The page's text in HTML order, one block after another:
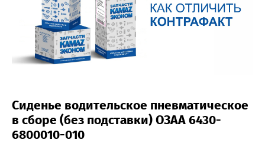
Сиденье водительское пневматическое
в сборе (без подставки) ОЗАА 6430-
6800010-010